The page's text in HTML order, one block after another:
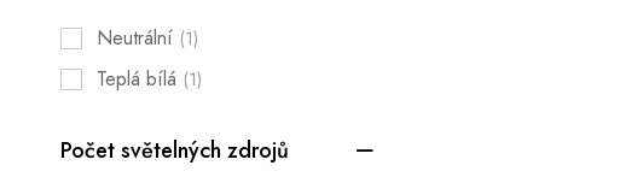
Neutrální (1)
Teplá bílá (1)
Počet světelných zdrojů